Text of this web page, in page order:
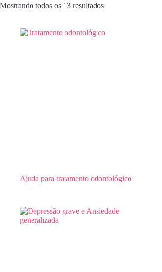
Mostrando todos os 13 resultados
Ajuda para tratamento odontológico